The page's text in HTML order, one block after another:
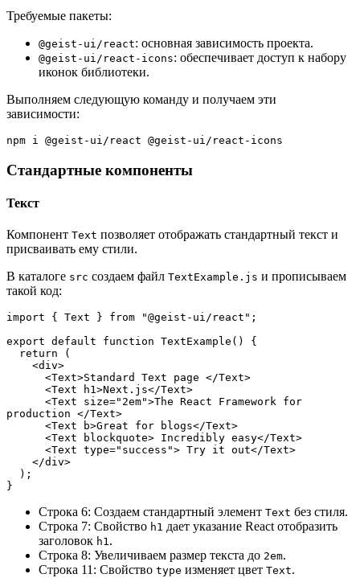
Требуемые пакеты:
@geist-ui/react: основная зависимость проекта.
@geist-ui/react-icons: обеспечивает доступ к набору
иконок библиотеки.
Выполняем следующую команду и получаем эти
зависимости:
npm i @geist-ui/react @geist-ui/react-icons
Стандартные компоненты
Текст
Компонент Text позволяет отображать стандартный текст и
присваивать ему стили.
В каталоге src создаем файл TextExample.js и прописываем
такой код:
import { Text } from "@geist-ui/react";
export default function TextExample() {
  return (
    <div>
      <Text>Standard Text page </Text>
      <Text h1>Next.js</Text>
production </Text>
      <Text b>Great for blogs</Text>
      <Text blockquote> Incredibly easy</Text>
      <Text type="success"> Try it out</Text>
    </div>
  );
}
Строка 6: Создаем стандартный элемент Text без стиля.
Строка 7: Свойство h1 дает указание React отобразить
заголовок h1.
Строка 8: Увеличиваем размер текста до 2em.
Строка 11: Свойство type изменяет цвет Text.